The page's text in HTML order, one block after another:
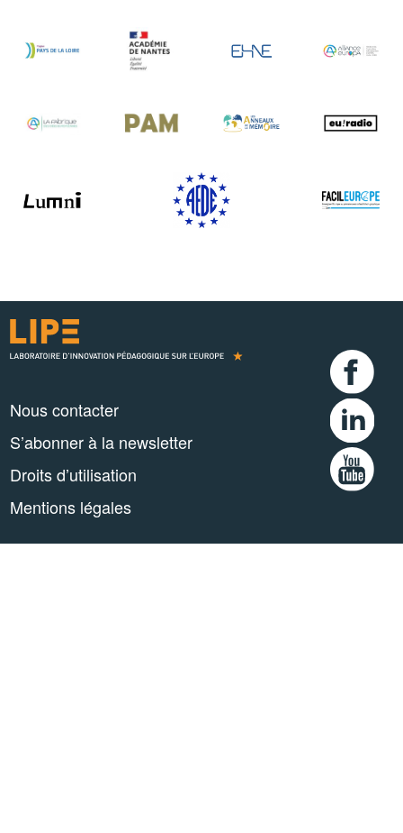
Nous contacter
S’abonner à la newsletter
Droits d’utilisation
Mentions légales